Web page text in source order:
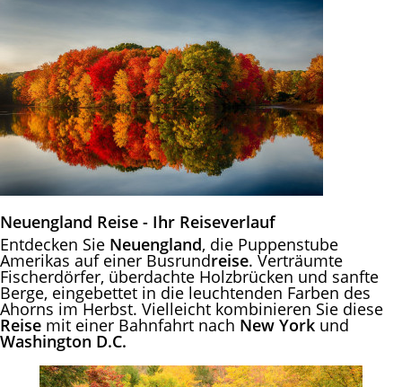
Neuengland Reise - Ihr Reiseverlauf
Entdecken Sie Neuengland, die Puppenstube
Amerikas auf einer Busrundreise. Verträumte
Fischerdörfer, überdachte Holzbrücken und sanfte
Berge, eingebettet in die leuchtenden Farben des
Ahorns im Herbst. Vielleicht kombinieren Sie diese
Reise mit einer Bahnfahrt nach New York und
Washington D.C.